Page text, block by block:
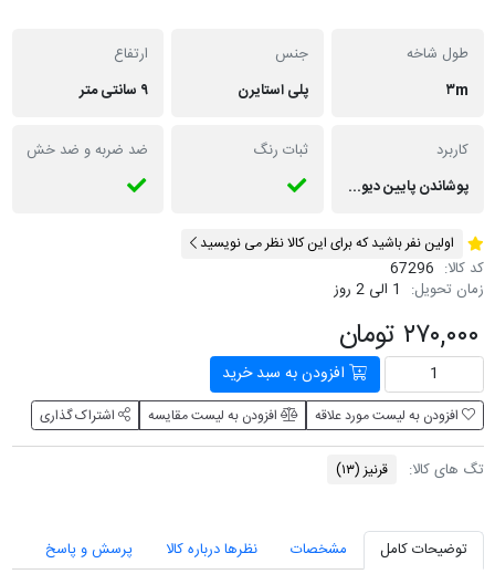
طول شاخه
۳m
جنس
پلی استایرن
ارتفاع
۹ سانتی متر
کاربرد
پوشاندن پایین دیوار ها در ساختمان ، زیبایی بصری، مانع نفوذ رطوبت به دیوار میشود.
ثبات رنگ ضد ضربه و ضد خش
اولین نفر باشید که برای این کالا نظر می نویسید
کد کالا: 67296
زمان تحویل: 1 الی 2 روز
۲۷۰,۰۰۰ تومان
افزودن به سبد خرید
افزودن به لیست مورد علاقه افزودن به لیست مقایسه اشتراک گذاری
تگ های کالا: قرنیز (۱۳)
توضیحات کامل مشخصات نظرها درباره کالا
پرسش و پاسخ